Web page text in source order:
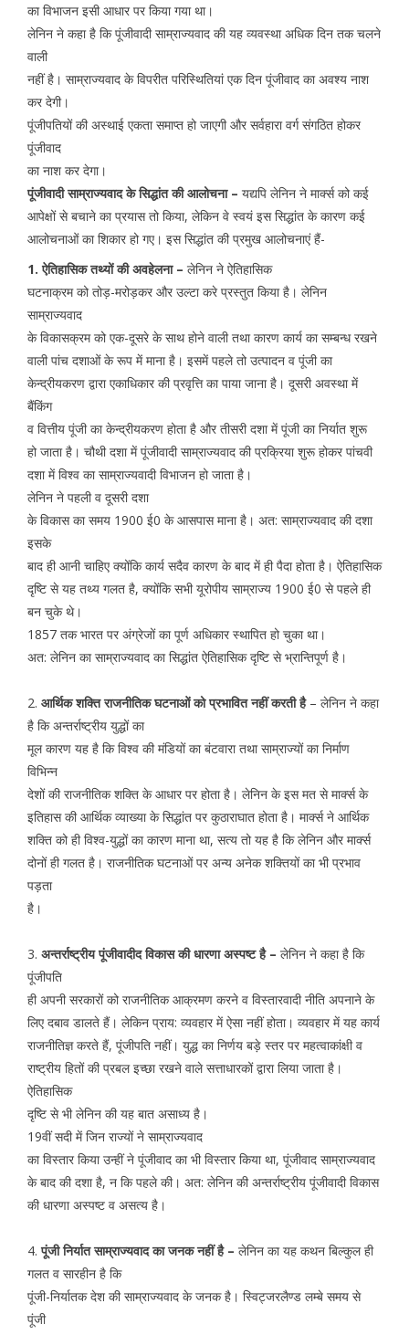
का विभाजन इसी आधार पर किया गया था।
लेनिन ने कहा है कि पूंजीवादी साम्राज्यवाद की यह व्यवस्था अधिक दिन तक चलने
वाली
नहीं है। साम्राज्यवाद के विपरीत परिस्थितियां एक दिन पूंजीवाद का अवश्य नाश
कर देगी।
पूंजीपतियों की अस्थाई एकता समाप्त हो जाएगी और सर्वहारा वर्ग संगठित होकर
पूंजीवाद
का नाश कर देगा।
पूंजीवादी साम्राज्यवाद के सिद्धांत की आलोचना – यद्यपि लेनिन ने मार्क्स को कई
आपेक्षों से बचाने का प्रयास तो किया, लेकिन वे स्वयं इस सिद्धांत के कारण कई
आलोचनाओं का शिकार हो गए। इस सिद्धांत की प्रमुख आलोचनाएं हैं-
1. ऐतिहासिक तथ्यों की अवहेलना – लेनिन ने ऐतिहासिक
घटनाक्रम को तोड़-मरोड़कर और उल्टा करे प्रस्तुत किया है। लेनिन
साम्राज्यवाद
के विकासक्रम को एक-दूसरे के साथ होने वाली तथा कारण कार्य का सम्बन्ध रखने
वाली पांच दशाओं के रूप में माना है। इसमें पहले तो उत्पादन व पूंजी का
केन्द्रीयकरण द्वारा एकाधिकार की प्रवृत्ति का पाया जाना है। दूसरी अवस्था में
बैंकिंग
व वित्तीय पूंजी का केन्द्रीयकरण होता है और तीसरी दशा में पूंजी का निर्यात शुरू
हो जाता है। चौथी दशा में पूंजीवादी साम्राज्यवाद की प्रक्रिया शुरू होकर पांचवी
दशा में विश्व का साम्राज्यवादी विभाजन हो जाता है।
लेनिन ने पहली व दूसरी दशा
के विकास का समय 1900 ई0 के आसपास माना है। अत: साम्राज्यवाद की दशा
इसके
बाद ही आनी चाहिए क्योंकि कार्य सदैव कारण के बाद में ही पैदा होता है। ऐतिहासिक
दृष्टि से यह तथ्य गलत है, क्योंकि सभी यूरोपीय साम्राज्य 1900 ई0 से पहले ही
बन चुके थे।
1857 तक भारत पर अंग्रेजों का पूर्ण अधिकार स्थापित हो चुका था।
अत: लेनिन का साम्राज्यवाद का सिद्धांत ऐतिहासिक दृष्टि से भ्रान्तिपूर्ण है।
2. आर्थिक शक्ति राजनीतिक घटनाओं को प्रभावित नहीं करती है– लेनिन ने कहा
है कि अन्तर्राष्ट्रीय युद्धों का
मूल कारण यह है कि विश्व की मंडियों का बंटवारा तथा साम्राज्यों का निर्माण
विभिन्न
देशों की राजनीतिक शक्ति के आधार पर होता है। लेनिन के इस मत से मार्क्स के
इतिहास की आर्थिक व्याख्या के सिद्धांत पर कुठाराघात होता है। मार्क्स ने आर्थिक
शक्ति को ही विश्व-युद्धों का कारण माना था, सत्य तो यह है कि लेनिन और मार्क्स
दोनों ही गलत है। राजनीतिक घटनाओं पर अन्य अनेक शक्तियों का भी प्रभाव
पड़ता
है।
3. अन्तर्राष्ट्रीय पूंजीवादीद विकास की धारणा अस्पष्ट है – लेनिन ने कहा है कि
पूंजीपति
ही अपनी सरकारों को राजनीतिक आक्रमण करने व विस्तारवादी नीति अपनाने के
लिए दबाव डालते हैं। लेकिन प्राय: व्यवहार में ऐसा नहीं होता। व्यवहार में यह कार्य
राजनीतिज्ञ करते हैं, पूंजीपति नहीं। युद्ध का निर्णय बड़े स्तर पर महत्वाकांक्षी व
राष्ट्रीय हितों की प्रबल इच्छा रखने वाले सत्ताधारकों द्वारा लिया जाता है।
ऐतिहासिक
दृष्टि से भी लेनिन की यह बात असाध्य है।
19वीं सदी में जिन राज्यों ने साम्राज्यवाद
का विस्तार किया उन्हीं ने पूंजीवाद का भी विस्तार किया था, पूंजीवाद साम्राज्यवाद
के बाद की दशा है, न कि पहले की। अत: लेनिन की अन्तर्राष्ट्रीय पूंजीवादी विकास
की धारणा अस्पष्ट व असत्य है।
4.पूंजी निर्यात साम्राज्यवाद का जनक नहीं है – लेनिन का यह कथन बिल्कुल ही
गलत व सारहीन है कि
पूंजी-निर्यातक देश की साम्राज्यवाद के जनक है। स्विट्जरलैण्ड लम्बे समय से
पूंजी